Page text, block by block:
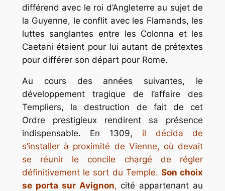
différend avec le roi d’Angleterre au sujet de
la Guyenne, le conflit avec les Flamands, les
luttes sanglantes entre les Colonna et les
Caetani étaient pour lui autant de prétextes
pour différer son départ pour Rome.
Au cours des années suivantes, le
développement tragique de l’affaire des
Templiers, la destruction de fait de cet
Ordre prestigieux rendirent sa présence
indispensable. En 1309, il décida de
s’installer à proximité de Vienne, où devait
se réunir le concile chargé de régler
définitivement le sort du Temple. Son choix
se porta sur Avignon, cité appartenant au